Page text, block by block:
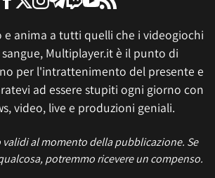
e anima a tutti quelli che i videogiochi
Multiplayer.it è il punto di
per l'intrattenimento del presente e
ad essere stupiti ogni giorno con
video, live e produzioni geniali.
validi al momento della pubblicazione. Se
potremmo ricevere un compenso.